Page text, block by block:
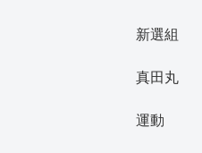
新選組
真田丸
運動